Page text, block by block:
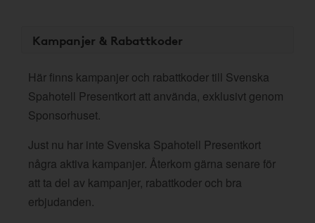
Kampanjer & Rabattkoder
Här finns kampanjer och rabattkoder till Svenska
Spahotell Presentkort att använda, exklusivt genom
Sponsorhuset.
Just nu har inte Svenska Spahotell Presentkort
några aktiva kampanjer. Återkom gärna senare för
att ta del av kampanjer, rabattkoder och bra
erbjudanden.